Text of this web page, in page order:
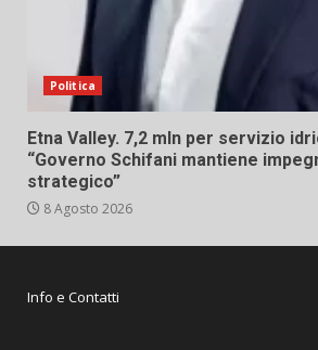
Politica
Etna Valley. 7,2 mln per servizio
“Governo Schifani mantiene
strategico”
8 Agosto 2026
Info e Contatti